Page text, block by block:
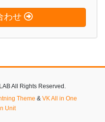
わせ
All Rights Reserved.
Theme & VK All in One
Unit